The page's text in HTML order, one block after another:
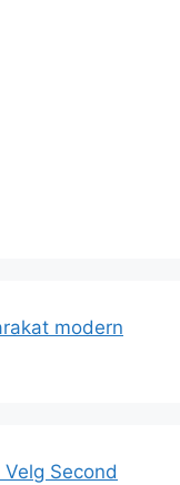
modern
Second